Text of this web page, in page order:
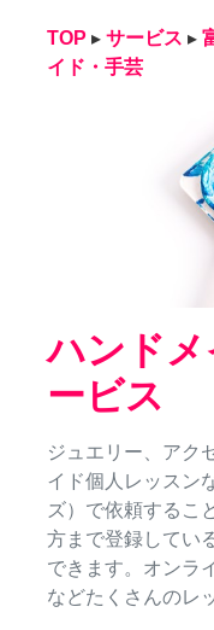
TOP ▸ サービス ▸
イド・手芸
ハンド
ービス
ジュエリー、アク
イド個人レッスン
ズ）で依頼するこ
方まで登録してい
できます。オンラ
などたくさんのレ